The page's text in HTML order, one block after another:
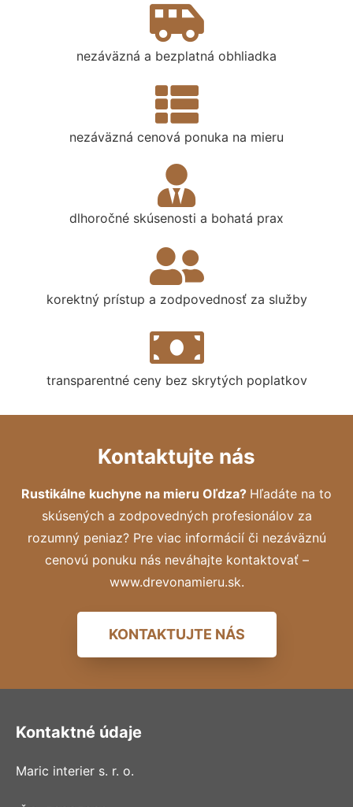
nezáväzná a bezplatná obhliadka
nezáväzná cenová ponuka na mieru
dlhoročné skúsenosti a bohatá prax
korektný prístup a zodpovednosť za služby
transparentné ceny bez skrytých poplatkov
Kontaktujte nás
Rustikálne kuchyne na mieru Oľdza? Hľadáte na to
skúsených a zodpovedných profesionálov za
rozumný peniaz? Pre viac informácií či nezáväznú
cenovú ponuku nás neváhajte kontaktovať –
www.drevonamieru.sk.
KONTAKTUJTE NÁS
Kontaktné údaje
Maric interier s. r. o.